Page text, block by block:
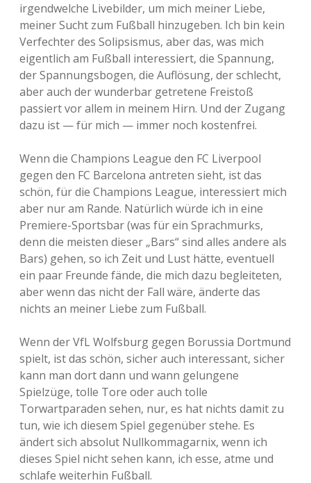
irgendwelche Livebilder, um mich meiner Liebe,
meiner Sucht zum Fußball hinzugeben. Ich bin kein
Verfechter des Solipsismus, aber das, was mich
eigentlich am Fußball interessiert, die Spannung,
der Spannungsbogen, die Auflösung, der schlecht,
aber auch der wunderbar getretene Freistoß
passiert vor allem in meinem Hirn. Und der Zugang
dazu ist — für mich — immer noch kostenfrei.
Wenn die Champions League den FC Liverpool
gegen den FC Barcelona antreten sieht, ist das
schön, für die Champions League, interessiert mich
aber nur am Rande. Natürlich würde ich in eine
Premiere-Sportsbar (was für ein Sprachmurks,
denn die meisten dieser „Bars“ sind alles andere als
Bars) gehen, so ich Zeit und Lust hätte, eventuell
ein paar Freunde fände, die mich dazu begleiteten,
aber wenn das nicht der Fall wäre, änderte das
nichts an meiner Liebe zum Fußball.
Wenn der VfL Wolfsburg gegen Borussia Dortmund
spielt, ist das schön, sicher auch interessant, sicher
kann man dort dann und wann gelungene
Spielzüge, tolle Tore oder auch tolle
Torwartparaden sehen, nur, es hat nichts damit zu
tun, wie ich diesem Spiel gegenüber stehe. Es
ändert sich absolut Nullkommagarnix, wenn ich
dieses Spiel nicht sehen kann, ich esse, atme und
schlafe weiterhin Fußball.